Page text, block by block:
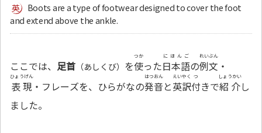
Boots are a type of footwear designed to cover the foot
and extend above the ankle.
ここでは、 足首 （あしくび） を使
つか
った日本語
にほんご
の例文
れいぶん
・
表現
ひょうげん
・フレーズを、ひらがなの発音
はつおん
と英訳
えいやく
付
つ
きで紹介
しょうかい
し
ました。